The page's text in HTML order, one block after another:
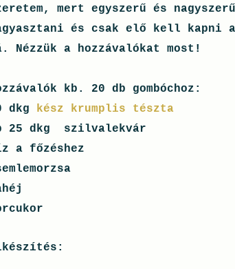
mert egyszerű és
és csak elő kell kapni a
Nézzük a hozzávalókat most!
kb. 20 db gombóchoz:
dkg kész krumplis tészta
25 dkg szilvalekvár
a főzéshez